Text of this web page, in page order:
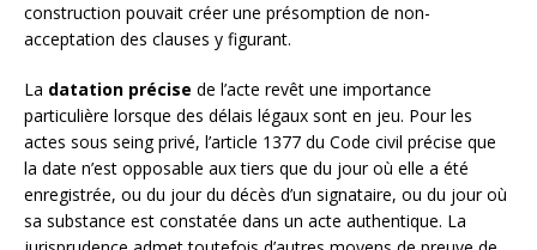
construction pouvait créer une présomption de non-
acceptation des clauses y figurant.
La datation précise de l’acte revêt une importance
particulière lorsque des délais légaux sont en jeu. Pour les
actes sous seing privé, l’article 1377 du Code civil précise que
la date n’est opposable aux tiers que du jour où elle a été
enregistrée, ou du jour du décès d’un signataire, ou du jour où
sa substance est constatée dans un acte authentique. La